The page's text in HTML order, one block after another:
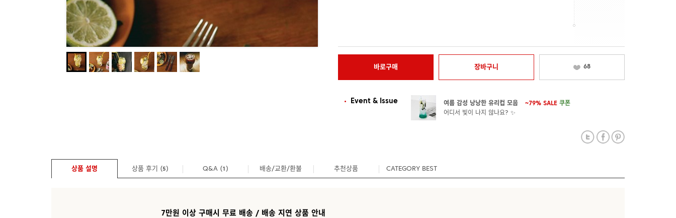
바로구매 장바구니 68
Event & Issue 여름 감성 낭낭한 유리컵 모음 ~79% SALE 쿠폰
어디서 빛이 나지 않나요? ✨
상품 설명 상품 후기 (5) Q&A (1 ) 배송/교환/환불 추천상품 CATEGORY BEST
7만원 이상 구매시 무료 배송 / 배송 지연 상품 안내